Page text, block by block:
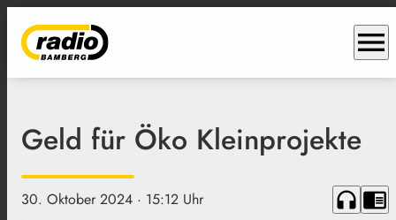
menu
Geld für Öko Kleinprojekte
30. Oktober 2024 · 15:12 Uhr headphones chrome_reader_mode